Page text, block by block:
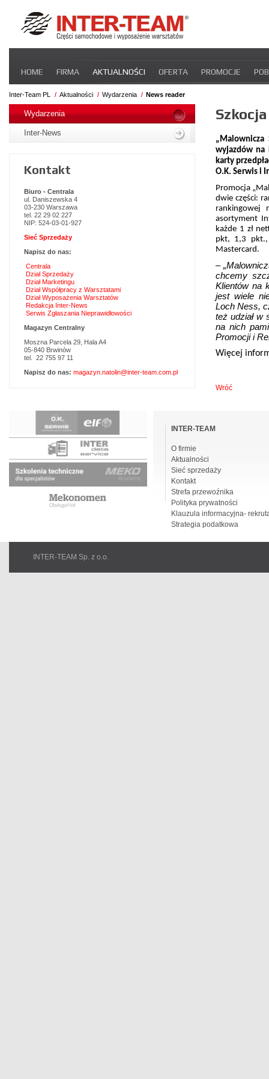
nawigacje
HOME FIRMA AKTUALNOŚCI OFERTA PROMOCJE
STREFA DLA PRZEWOŹNIKA CERTYFIKATY
Inter-Team PL Aktualności Wydarzenia News reader
„Malownicza
wyjazdów na
karty
O.K. Serwis i
Promocja
dwie części:
rankingowej
asortyment
każde 1 zł
pkt, 1,3 pkt.,
Mastercard.
–
chcemy
Klientów na
jest wiele
Loch Ness,
też udział w
na nich
Promocji i
Więcej
Wróć
Pomiń
nawigacje
Wydarzenia
Inter-News
Kontakt
Biuro - Centrala
ul. Daniszewska 4
03-230 Warszawa
tel. 22 29 02 227
NIP: 524-03-01-927
Sieć Sprzedaży
Napisz do nas:
Centrala
Dział Sprzedaży
Dział Marketingu
Dział Współpracy z Warsztatami
Dział Wyposażenia Warsztatów
Redakcja Inter-News
Serwis Zgłaszania Nieprawidłowości
Magazyn Centralny
Moszna Parcela 29, Hala A4
05-840 Brwinów
tel. 22 755 97 11
Napisz do nas: magazyn.natolin@inter-team.com.pl
nawigacjeINTER-TEAM
O firmie
Aktualności
Sieć sprzedaży
Kontakt
Strefa przewoźnika
Polityka prywatności
Klauzula informacyjna-
Strategia podatkowa
INTER-TEAM Sp. z o.o.